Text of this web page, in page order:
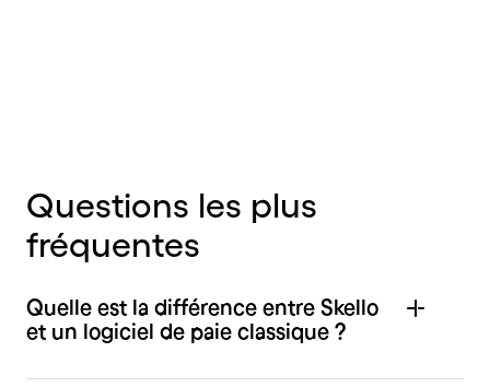
Questions les plus
fréquentes
Quelle est la différence entre Skello
et un logiciel de paie classique ?